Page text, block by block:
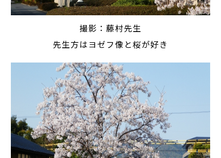
撮影：藤村先生
先生方はヨゼフ像と桜が好き